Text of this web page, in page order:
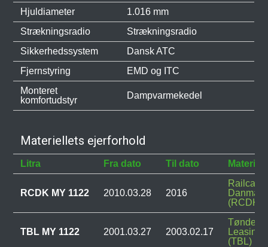
Hjuldiameter
1.016 mm
Strækningsradio
Strækningsradio
Sikkerhedssystem
Dansk ATC
Fjernstyring
EMD og ITC
Monteret
komfortudstyr
Dampvarmekedel
Materiellets ejerforhold
Litra Fra dato Til dato
RCDK MY 1122 2010.03.28 2016
Railcare
(RCDK)
TBL MY 1122 2001.03.27 2003.02.17
Tønder
Leasing
(TBL)